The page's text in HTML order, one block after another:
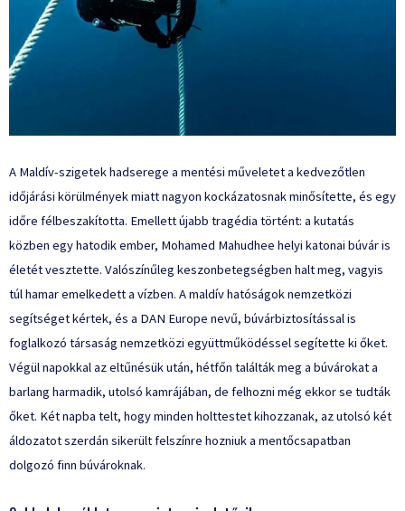
A Maldív-szigetek hadserege a mentési műveletet a kedvezőtlen
időjárási körülmények miatt nagyon kockázatosnak minősítette, és egy
időre félbeszakította. Emellett újabb tragédia történt: a kutatás
közben egy hatodik ember, Mohamed Mahudhee helyi katonai búvár is
életét vesztette. Valószínűleg keszonbetegségben halt meg, vagyis
túl hamar emelkedett a vízben. A maldív hatóságok nemzetközi
segítséget kértek, és a DAN Europe nevű, búvárbiztosítással is
foglalkozó társaság nemzetközi együttműködéssel segítette ki őket.
Végül napokkal az eltűnésük után, hétfőn találták meg a búvárokat a
barlang harmadik, utolsó kamrájában, de felhozni még ekkor se tudták
őket. Két napba telt, hogy minden holttestet kihozzanak, az utolsó két
áldozatotszerdán sikerültfelszínre hozniuk a mentőcsapatban
dolgozó finn búvároknak.